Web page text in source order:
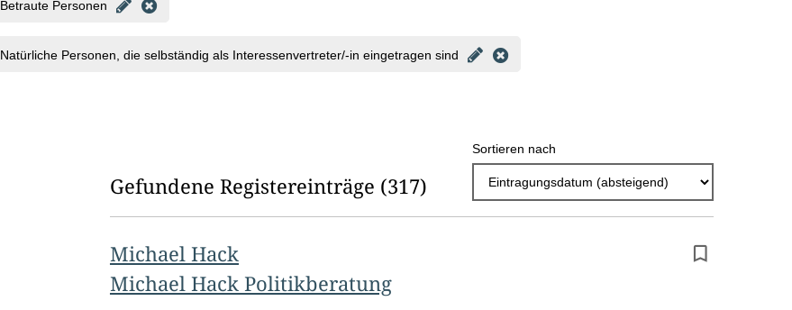
e
s
Betraute Personen
Natürliche Personen, die selbständig als Interessenvertreter/-in eingetragen sind
Gefundene Registereinträge (317)
Sortieren nach
Michael Hack
Michael Hack Politikberatung